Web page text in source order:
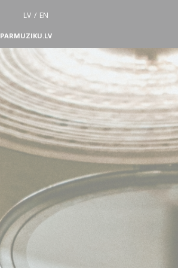
LV / EN
PARMUZIKU.LV